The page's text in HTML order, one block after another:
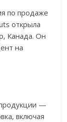
по продаже
открыла
Канада. Он
на
—
включая